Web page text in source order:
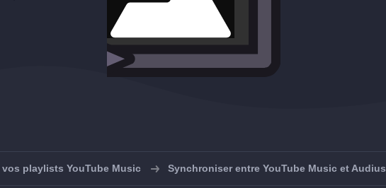
playlists YouTube Music Synchroniser entre YouTube Music et Audius